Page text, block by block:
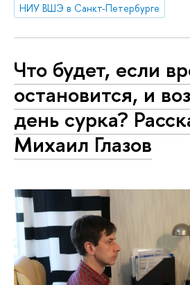
НИУ ВШЭ в Санкт-Петербурге
Что будет, если
остановится, и
день сурка?
Михаил Глазов